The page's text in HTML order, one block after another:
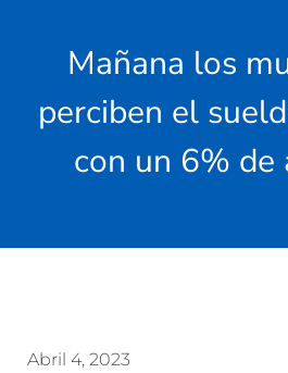
Mañana los
perciben el
con un 6% de
Abril 4, 2023